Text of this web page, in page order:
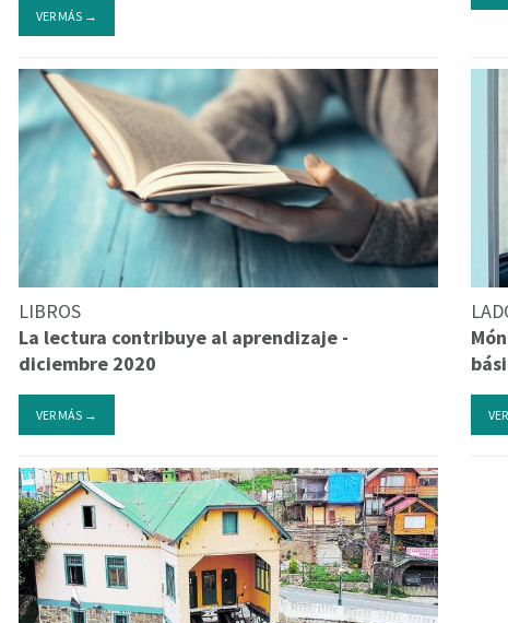
VER MÁS →
LIBROS
La lectura contribuye al aprendizaje -
diciembre 2020
VER MÁS →